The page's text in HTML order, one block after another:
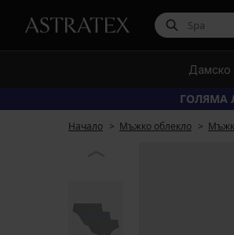
Дамско
ГОЛЯМА
Начало Мъжко облекло